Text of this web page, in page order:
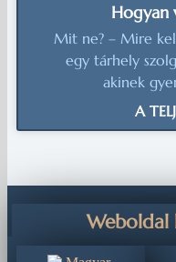
Hogyan
Mit ne? – Mire
egy tárhely
akinek
A
Weboldal